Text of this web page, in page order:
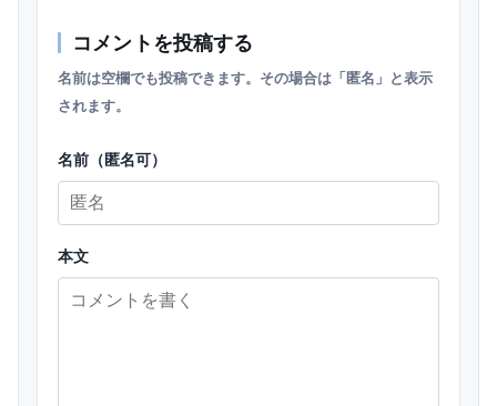
コメントを投稿する
名前は空欄でも投稿できます。その場合は「匿名」と表示
されます。
名前（匿名可）
本文